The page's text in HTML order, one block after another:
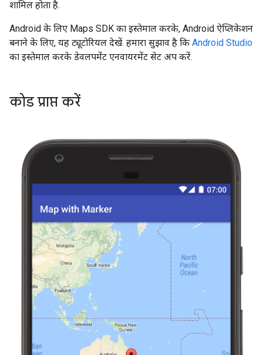
शामिल होता है.
Android के लिए Maps SDK का इस्तेमाल करके, Android ऐप्लिकेशन
बनाने के लिए, यह ट्यूटोरियल देखें. हमारा सुझाव है कि Android Studio
का इस्तेमाल करके डेवलपमेंट एनवायरमेंट सेट अप करें.
कोड प्राप्त करें